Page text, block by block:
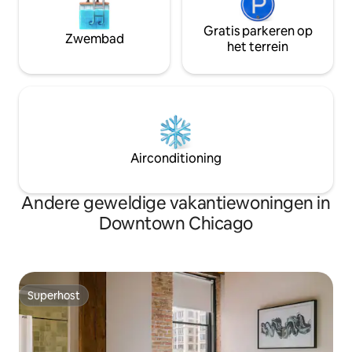
Zwembad
Gratis parkeren op
het terrein
Airconditioning
Andere geweldige vakantiewoningen in
Downtown Chicago
Superhost
Superhost